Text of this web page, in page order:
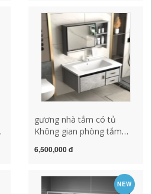
gương nhà tắm thông
minh tủ gương treo tường
phòng tắm
gương nhà tắm có tủ
Không gian phòng tắm
gương phòng tắm bộ tủ 1
kết hợp tủ tủ gương nhà
tắm tủ gương phòng tắm
6,500,000 đ
NEW